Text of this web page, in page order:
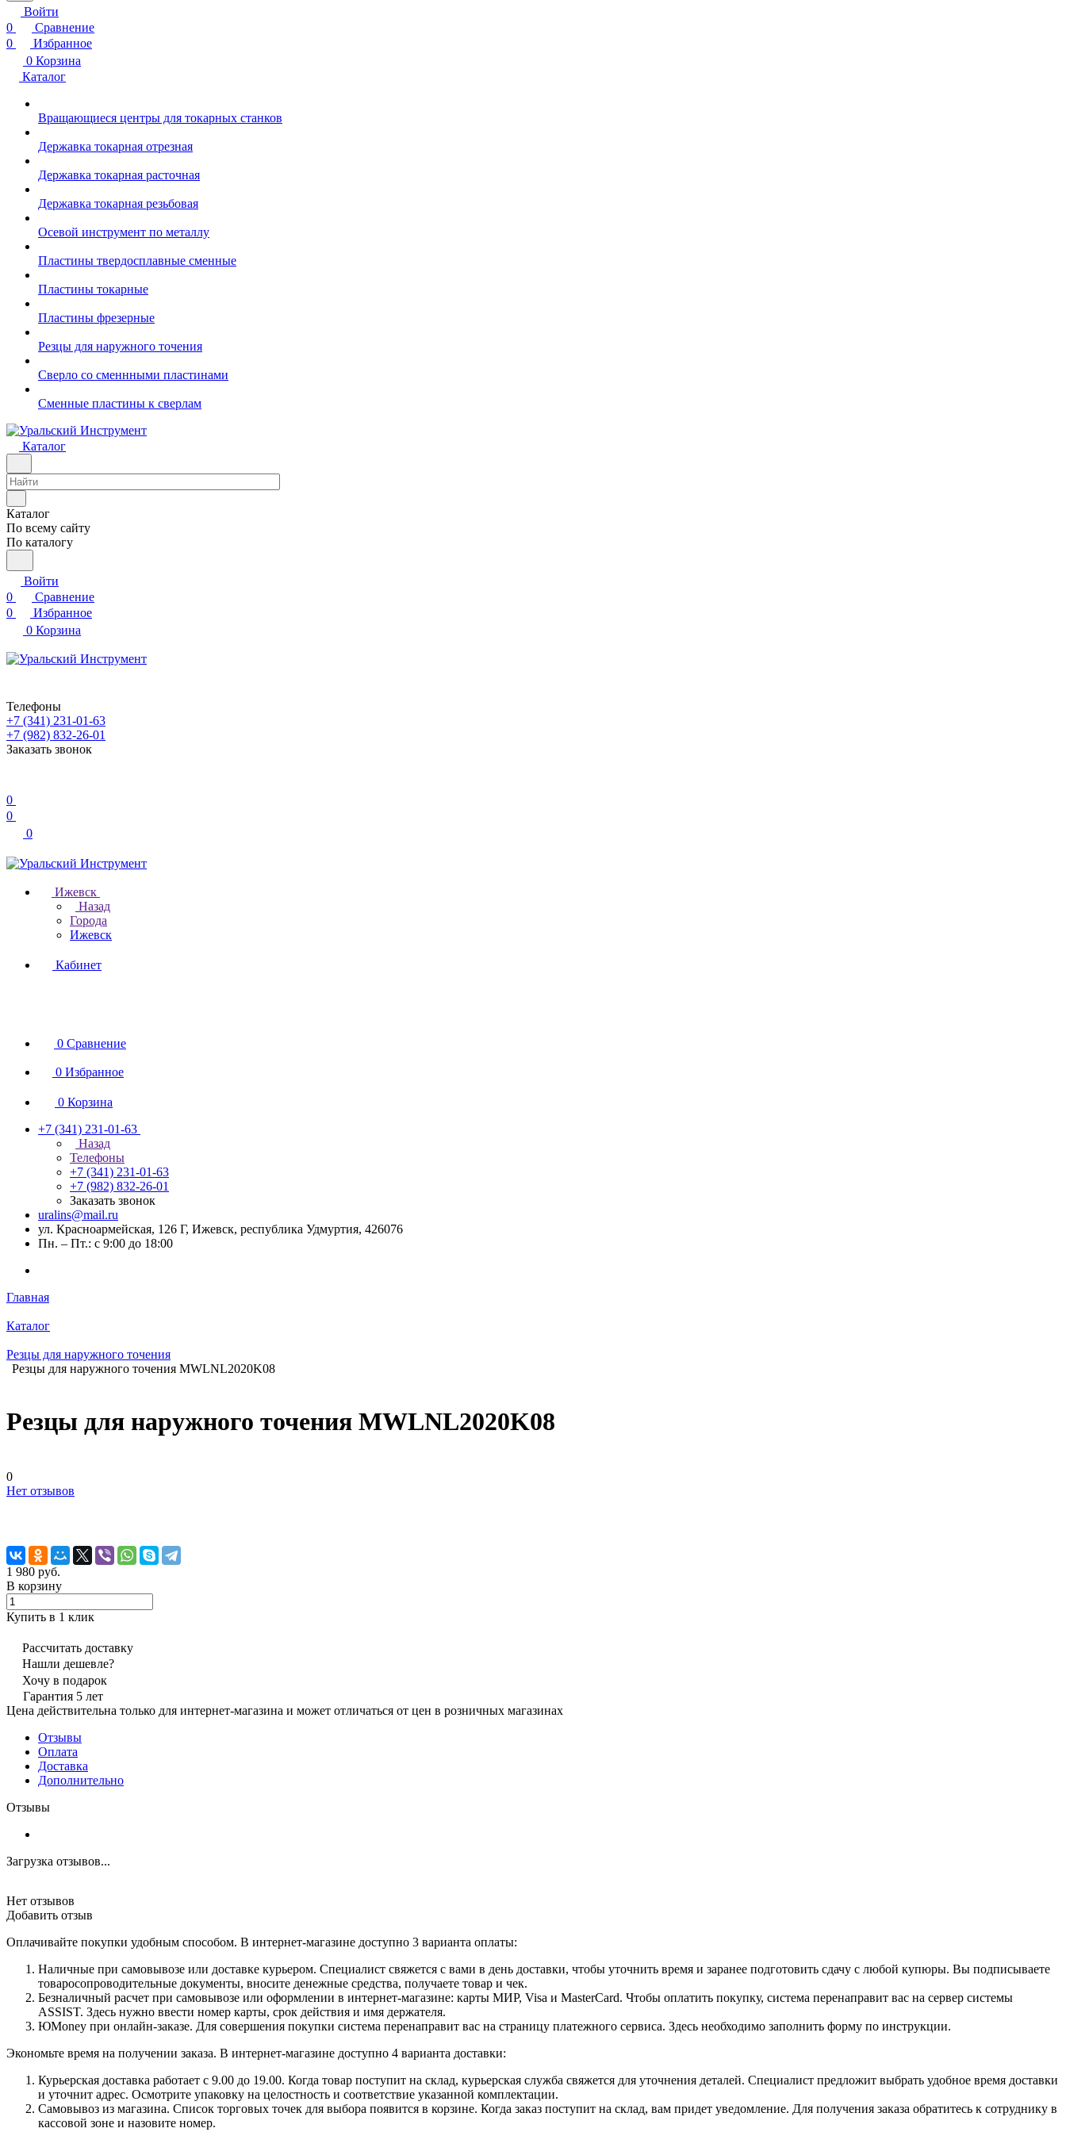
Войти
0
Сравнение
0
Избранное
0 Корзина
Каталог
Вращающиеся центры для токарных станков
Державка токарная отрезная
Державка токарная расточная
Державка токарная резьбовая
Осевой инструмент по металлу
Пластины твердосплавные сменные
Пластины токарные
Пластины фрезерные
Резцы для наружного точения
Сверло со сменнными пластинами
Сменные пластины к сверлам
Каталог
Каталог
По всему сайту
По каталогу
Войти
0
Сравнение
0
Избранное
0 Корзина
Телефоны
+7 (341) 231-01-63
+7 (982) 832-26-01
Заказать звонок
0
0
0
Ижевск
Назад
Города
Ижевск
Кабинет
0 Сравнение
0 Избранное
0 Корзина
+7 (341) 231-01-63
Назад
Телефоны
+7 (341) 231-01-63
+7 (982) 832-26-01
Заказать звонок
uralins@mail.ru
ул. Красноармейская, 126 Г, Ижевск, республика Удмуртия, 426076
Пн. – Пт.: с 9:00 до 18:00
Главная
Каталог
Резцы для наружного точения
Резцы для наружного точения MWLNL2020K08
Резцы для наружного точения MWLNL2020K08
0
Нет отзывов
1 980 руб.
В корзину
Купить в 1 клик
Рассчитать доставку
Нашли дешевле?
Хочу в подарок
Гарантия 5 лет
Цена действительна только для интернет-магазина и может отличаться от цен в розничных магазинах
Отзывы
Оплата
Доставка
Дополнительно
Отзывы
Загрузка отзывов...
Нет отзывов
Добавить отзыв
Оплачивайте покупки удобным способом. В интернет-магазине доступно 3 варианта оплаты:
Наличные при самовывозе или доставке курьером. Специалист свяжется с вами в день доставки, чтобы уточнить время и заранее подготовить сдачу с любой купюры. Вы подписываете
товаросопроводительные документы, вносите денежные средства, получаете товар и чек.
Безналичный расчет при самовывозе или оформлении в интернет-магазине: карты МИР, Visa и MasterCard. Чтобы оплатить покупку, система перенаправит вас на сервер системы
ASSIST. Здесь нужно ввести номер карты, срок действия и имя держателя.
ЮMoney при онлайн-заказе. Для совершения покупки система перенаправит вас на страницу платежного сервиса. Здесь необходимо заполнить форму по инструкции.
Экономьте время на получении заказа. В интернет-магазине доступно 4 варианта доставки:
Курьерская доставка работает с 9.00 до 19.00. Когда товар поступит на склад, курьерская служба свяжется для уточнения деталей. Специалист предложит выбрать удобное время доставки
и уточнит адрес. Осмотрите упаковку на целостность и соответствие указанной комплектации.
Самовывоз из магазина. Список торговых точек для выбора появится в корзине. Когда заказ поступит на склад, вам придет уведомление. Для получения заказа обратитесь к сотруднику в
кассовой зоне и назовите номер.